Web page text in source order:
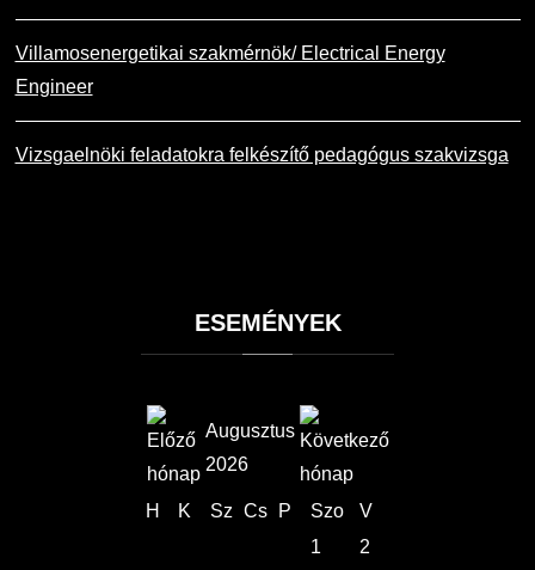
Villamosenergetikai szakmérnök/ Electrical Energy
Engineer
Vizsgaelnöki feladatokra felkészítő pedagógus szakvizsga
ESEMÉNYEK
Augusztus
2026
H K Sz Cs P Szo
V
1
2